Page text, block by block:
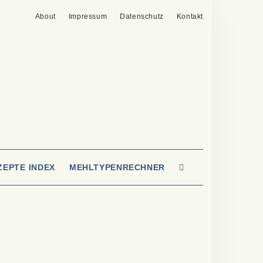
About Impressum Datenschutz Kontakt
INDEX MEHLTYPENRECHNER